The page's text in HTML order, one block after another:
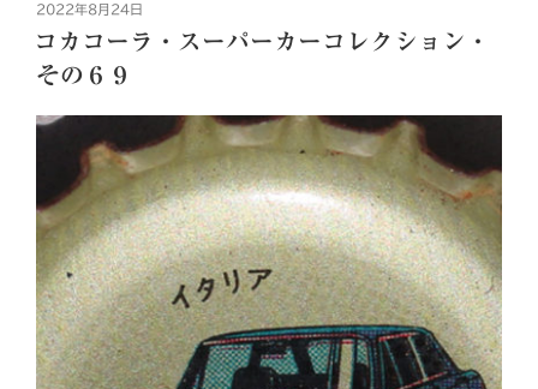
投
日:
2022年8月24日
コカコーラ・スーパーカーコレクション・
その６９